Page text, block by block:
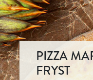
PIZZA
FRYST